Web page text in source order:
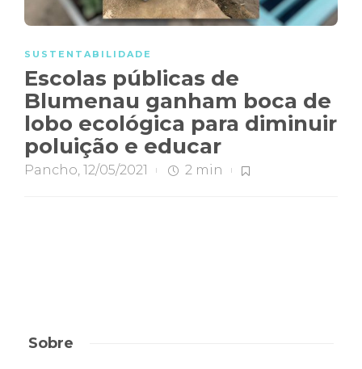
SUSTENTABILIDADE
Escolas públicas de
Blumenau ganham boca de
lobo ecológica para diminuir
poluição e educar
Pancho, 12/05/2021 2 min
Sobre